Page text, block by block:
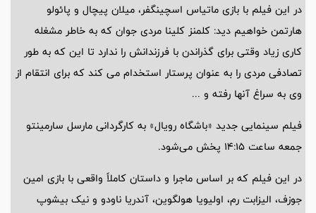
در این فیلم با بازی ماتیاس اسچینگفر، میلان پیچال و پائولو
هارتمن خواهیم دید: کلمنز کلینا مردی جوان که به خاطر مشغله
کاری زیاد وقتی برای گذراندن با فرزندانش را ندارد تا این که به طور
تصادفی مردی را به عنوان پرستار استخدام می کند که برای انتقام از
وی به سراغ آنها رفته و ...
فیلم سینمایی جدید «باشگاه رویال» به کارگردانی مارسل سارمینتو
جمعه ساعت 14:15 پخش می‌شود.
در این فیلم که بر اساس ماجرا و داستان کاملاً واقعی با بازی امین
جوزف، الیزابت رم، اولیویا هولگوین، آندریا ناودو و نیک بیشوپ